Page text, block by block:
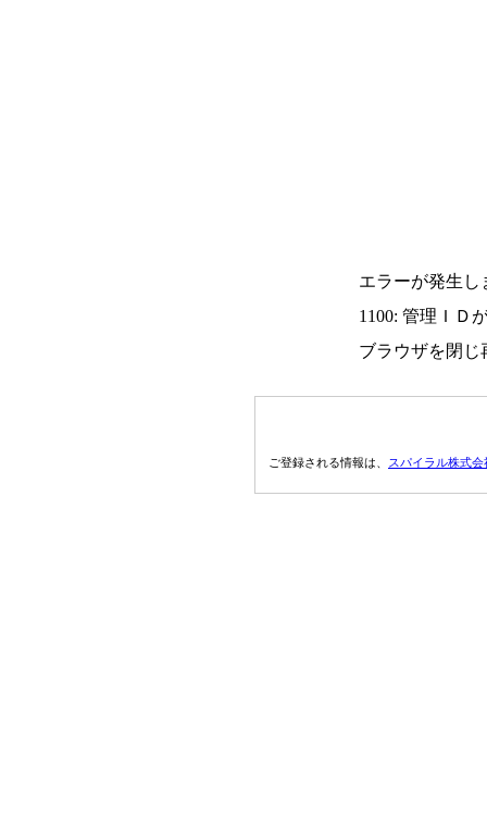
エラーが発生し
1100: 管理ＩＤ
ブラウザを閉じ
ご登録される情報は、 スパイラル株式会